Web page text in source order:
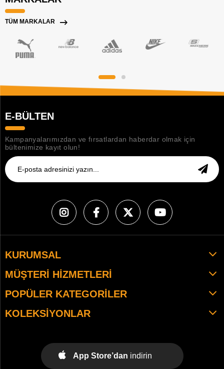
TÜM MARKALAR
E-BÜLTEN
Kampanyalarımızdan ve fırsatlardan haberdar olmak için
bültenimize kayıt olun!
KURUMSAL
MÜŞTERI HIZMETLERI
POPÜLER KATEGORILER
KOLEKSIYONLAR
App Store’dan indirin